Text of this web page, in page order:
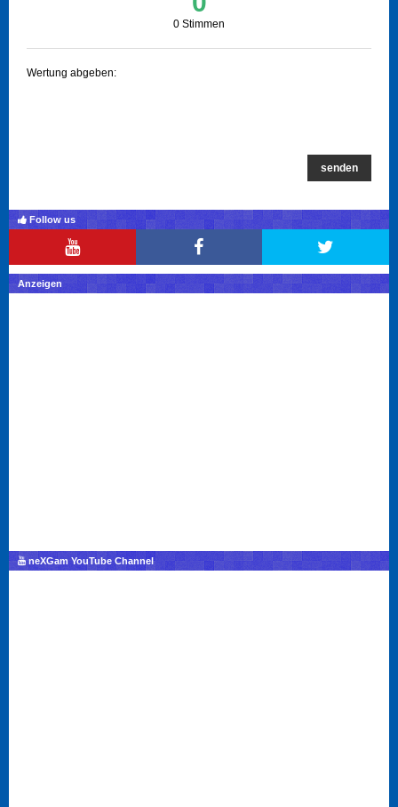
0 Stimmen
Wertung abgeben:
senden
Follow us
Anzeigen
neXGam YouTube Channel